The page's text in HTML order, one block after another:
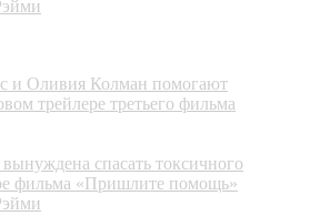
и Оливия Колман помогают
трейлере третьего фильма
спасать токсичного
фильма «Пришлите помощь»